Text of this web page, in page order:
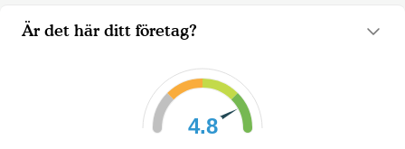
Är det här ditt företag?
4.8